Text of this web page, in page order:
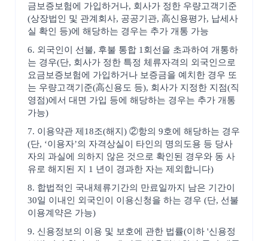
금보증보험에 가입하거나, 회사가 정한 우량고객기준
(상장법인 및 관계회사, 공공기관, 高신용평가, 납세사
실 확인 등)에 해당하는 경우는 추가 개통 가능
6. 외국인이 선불, 후불 통합 1회선을 초과하여 개통하
는 경우(단, 회사가 정한 특정 체류자격의 외국인으로
요금보증보험에 가입하거나 보증금을 예치한 경우 또
는 우량고객기준(高신용도 등), 회사가 지정한 지점(직
영점)에서 대면 가입 등에 해당하는 경우는 추가 개통
가능)
7. 이용약관 제18조(해지) ②항의 9호에 해당하는 경우
(단, ‘이용자’의 자격상실이 타인의 명의도용 등 당사
자의 과실에 의하지 않은 것으로 확인된 경우와 동 사
유로 해지된 지 1 년이 경과한 자는 제외합니다)
8. 합법적인 국내체류기간의 만료일까지 남은 기간이
30일 이내인 외국인이 이용신청을 하는 경우 (단, 선불
이용계약은 가능)
9. 신용정보의 이용 및 보호에 관한 법률(이하 '신용정